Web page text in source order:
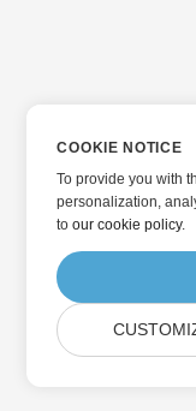
COOKIE NOTICE
To provide you with
personalization,
toour cookie policy.